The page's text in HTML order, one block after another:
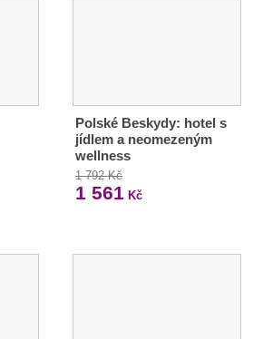
Polské Beskydy: hotel s
jídlem a neomezeným
wellness
1 792 Kč
1 561 Kč